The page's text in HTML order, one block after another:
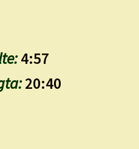
4:57
20:40